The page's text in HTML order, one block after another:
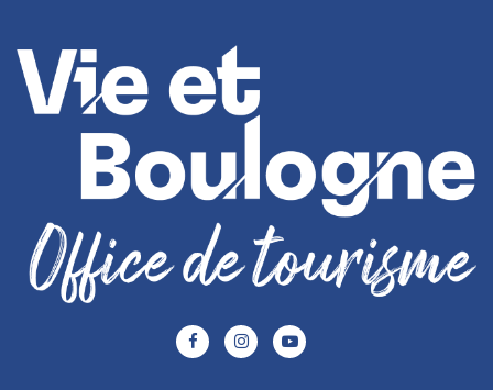
Lien
vers
Lien
vers
Lien
vers